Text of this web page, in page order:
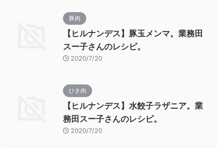
豚肉
【ヒルナンデス】豚玉メンマ。業務田
スー子さんのレシピ。
2020/7/20
ひき肉
【ヒルナンデス】水餃子ラザニア。業
務田スー子さんのレシピ。
2020/7/20